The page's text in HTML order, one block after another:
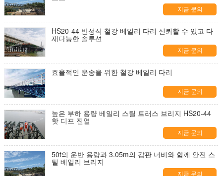
지금 문의
HS20-44 반성식 철강 베일리 다리 신뢰할 수 있고 다
재다능한 솔루션
지금 문의
효율적인 운송을 위한 철강 베일리 다리
지금 문의
높은 부하 용량 베일리 스틸 트러스 브리지 HS20-44
핫 디프 진열
지금 문의
50t의 운반 용량과 3.05m의 갑판 너비와 함께 안전 스
틸 베일리 브리지
지금 문의